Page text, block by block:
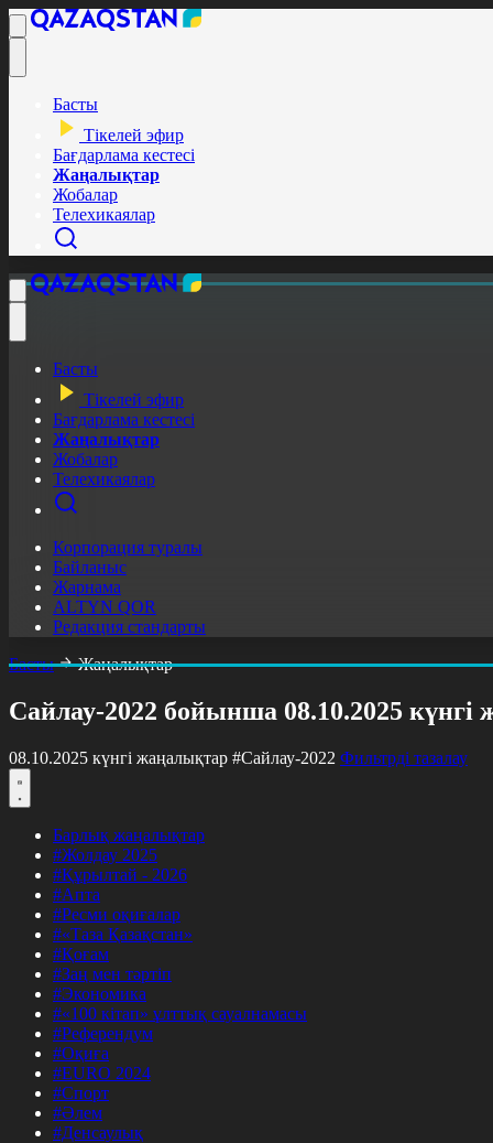
Басты
Тікелей эфир
Бағдарлама кестесі
Жаңалықтар
Жобалар
Телехикаялар
Басты
Тікелей эфир
Бағдарлама кестесі
Жаңалықтар
Жобалар
Телехикаялар
Корпорация туралы
Байланыс
Жарнама
ALTYN QOR
Редакция стандарты
Басты
Жаңалықтар
Сайлау-2022 бойынша 08.10.2025 күнгі
08.10.2025 күнгі жаңалықтар #Сайлау-2022 Фильтрді тазалау
Барлық жаңалықтар
#Жолдау 2025
#Құрылтай - 2026
#Апта
#Ресми оқиғалар
#«Таза Қазақстан»
#Қоғам
#Заң мен тәртіп
#Экономика
#«100 кітап» ұлттық сауалнамасы
#Референдум
#Оқиға
#EURO 2024
#Спорт
#Әлем
#Денсаулық